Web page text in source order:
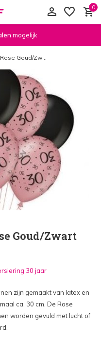
0
mogelijk
Goud/Zw...
Goud/Zwart
30 jaar
zijn gemaakt van latex en
ca. 30 cm. De Rose
worden gevuld met lucht of